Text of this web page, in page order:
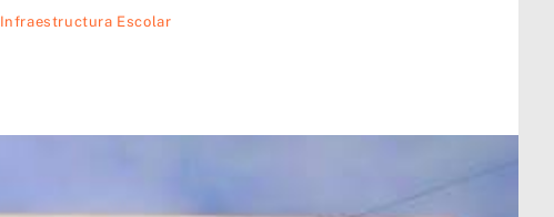
Infraestructura Escolar